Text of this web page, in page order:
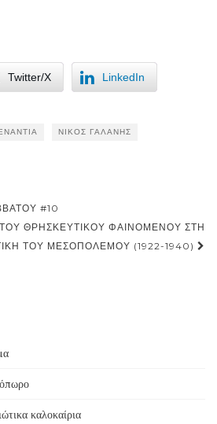
Twitter/X LinkedIn
ΝΊΚΟΣ ΓΑΛΆΝΗΣ
#10
ΘΡΗΣΚΕΥΤΙΚΟΎ ΦΑΙΝΟΜΈΝΟΥ ΣΤΗ
ΤΟΥ ΜΕΣΟΠΟΛΈΜΟΥ (1922-1940)
καλοκαίρια